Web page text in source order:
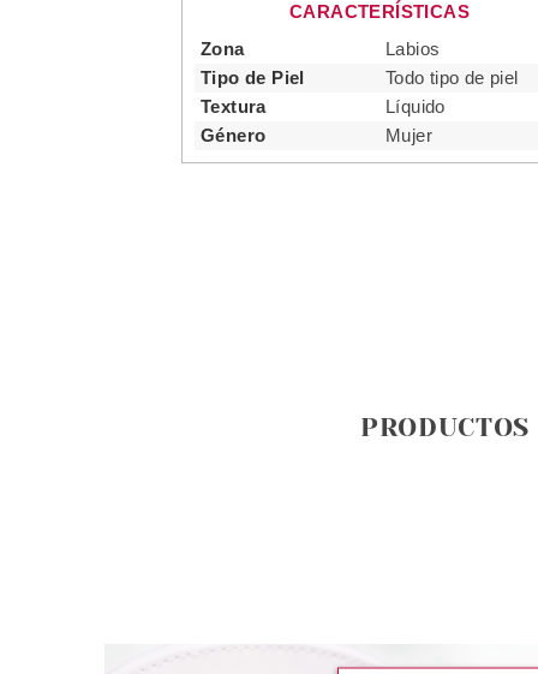
CARACTERÍSTICAS
Zona
Labios
Tipo de Piel
Todo tipo de piel
Textura
Líquido
Género
Mujer